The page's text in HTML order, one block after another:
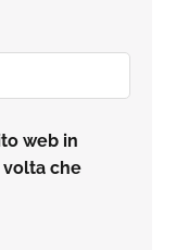
web in
volta che